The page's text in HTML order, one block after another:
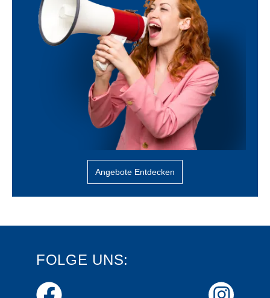
Angebote Entdecken
FOLGE UNS: